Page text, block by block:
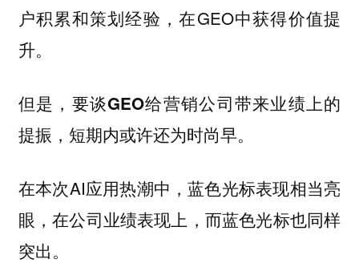
户积累和策划经验，在GEO中获得价值提
升。
但是，要谈GEO给营销公司带来业绩上的
提振，短期内或许还为时尚早。
在本次AI应用热潮中，蓝色光标表现相当亮
眼，在公司业绩表现上，而蓝色光标也同样
突出。